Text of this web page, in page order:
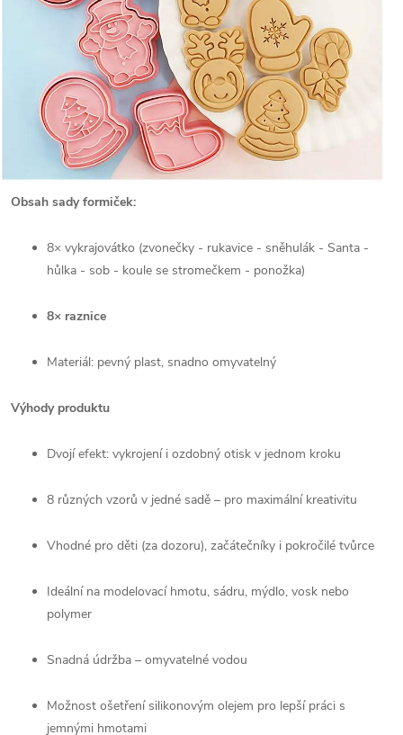
Obsah sady formiček:
8× vykrajovátko (zvonečky - rukavice - sněhulák - Santa -
hůlka - sob - koule se stromečkem - ponožka)
8× raznice
Materiál: pevný plast, snadno omyvatelný
Výhody produktu
Dvojí efekt: vykrojení i ozdobný otisk v jednom kroku
8 různých vzorů v jedné sadě – pro maximální kreativitu
Vhodné pro děti (za dozoru), začátečníky i pokročilé tvůrce
Ideální na modelovací hmotu, sádru, mýdlo, vosk nebo
polymer
Snadná údržba – omyvatelné vodou
Možnost ošetření silikonovým olejem pro lepší práci s
jemnými hmotami